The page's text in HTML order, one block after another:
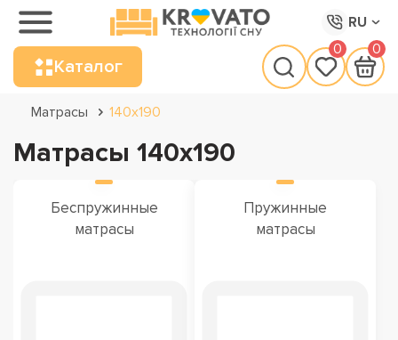
RU
Каталог
0 0
Матрасы 140х190
Матрасы 140х190
Беспружинные
матрасы
Пружинные
матрасы